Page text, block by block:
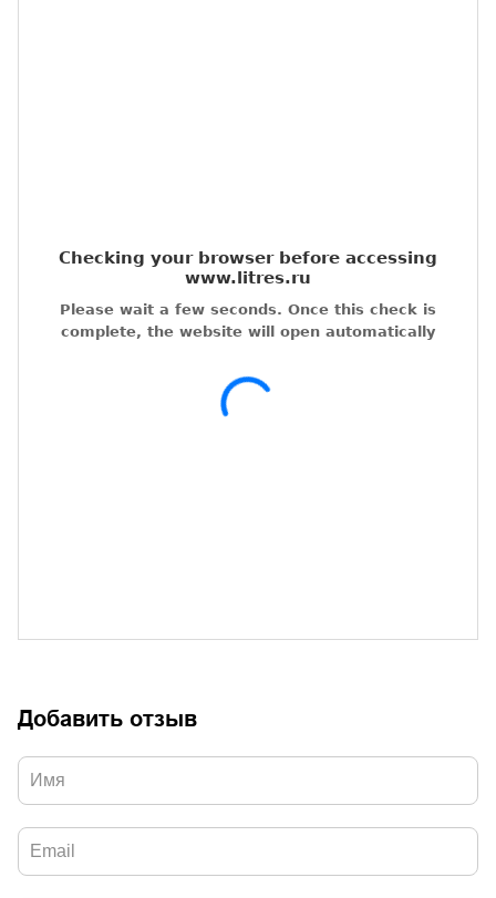
Добавить отзыв